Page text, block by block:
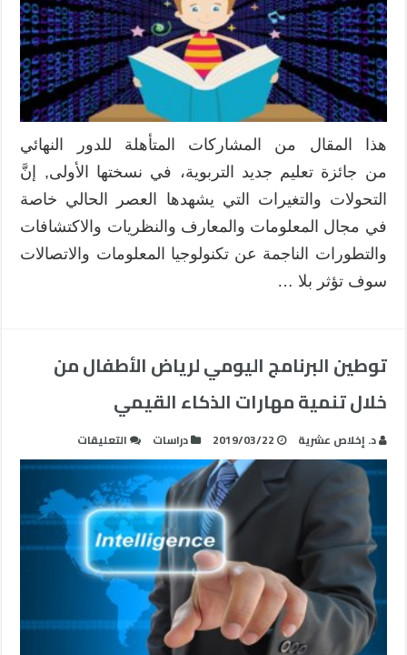
هذا المقال من المشاركات المتأهلة للدور النهائي
من جائزة تعليم جديد التربوية، في نسختها الأولى, إنَّ
التحولات والتغيرات التي يشهدها العصر الحالي خاصة
في مجال المعلومات والمعارف والنظريات والاكتشافات
والتطورات الناجمة عن تكنولوجيا المعلومات والاتصالات
سوف تؤثر بلا …
توطين البرنامج اليومي لرياض الأطفال من
خلال تنمية مهارات الذكاء القيمي
د. إخلاص عشرية 2019/03/22 دراسات التعليقات
توطين
اليومي
لرياض
الأطفال
من
مهارات